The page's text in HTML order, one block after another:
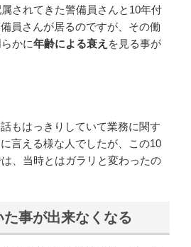
されてきた警備員さんと10年付
員さんが居るのですが、その働
かに年齢による衰え を見る事が
もはっきりしていて業務に関す
言える様な人でしたが、この10
、当時とはガラリと変わったの
た事が出来なくなる